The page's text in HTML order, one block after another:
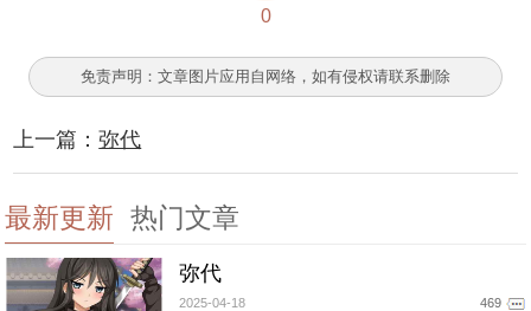
0
免责声明：文章图片应用自网络，如有侵权请联系删除
上一篇：弥代
最新更新 热门文章
弥代
2025-04-18 469